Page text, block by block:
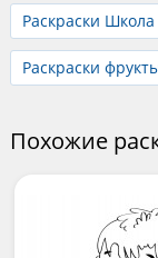
Раскраски Школа
Раскраски
Похожие